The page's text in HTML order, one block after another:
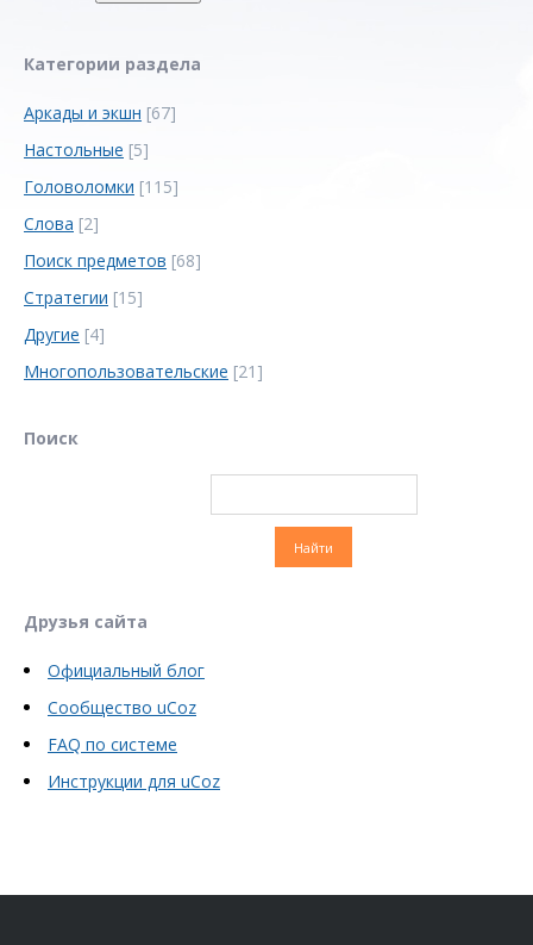
Категории раздела
Аркады и экшн [67]
Настольные [5]
Головоломки [115]
Слова [2]
Поиск предметов [68]
Стратегии [15]
Другие [4]
Многопользовательские [21]
Поиск
Друзья сайта
Официальный блог
Сообщество uCoz
FAQ по системе
Инструкции для uCoz